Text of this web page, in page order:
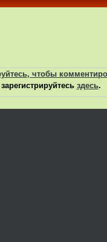
чтобы
зарегистрируйтесь здесь.